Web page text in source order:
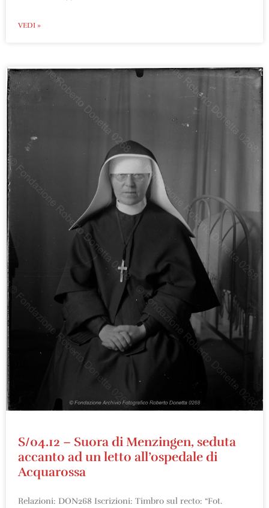
VEDI »
S/04.12 – Suora di Menzingen, seduta
accanto ad un letto all’ospedale di
Acquarossa
Relazioni: DON268 Iscrizioni: Timbro sul recto: “Fot.